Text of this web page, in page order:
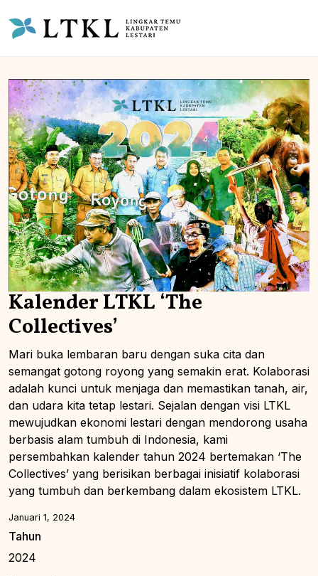
Kalender LTKL ‘The
Collectives’
Mari buka lembaran baru dengan suka cita dan
semangat gotong royong yang semakin erat. Kolaborasi
adalah kunci untuk menjaga dan memastikan tanah, air,
dan udara kita tetap lestari. Sejalan dengan visi LTKL
mewujudkan ekonomi lestari dengan mendorong usaha
berbasis alam tumbuh di Indonesia, kami
persembahkan kalender tahun 2024 bertemakan ‘The
Collectives’ yang berisikan berbagai inisiatif kolaborasi
yang tumbuh dan berkembang dalam ekosistem LTKL.
Januari 1, 2024
Tahun
2024